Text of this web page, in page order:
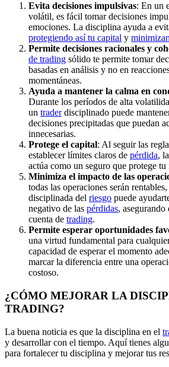
Evita decisiones impulsivas: En un
volátil, es fácil tomar decisiones
emociones. La disciplina ayuda a
protegiendo así tu capital y
Permite decisiones racionales y
de trading sólido te permite tomar
basadas en análisis y no en
momentáneas.
Ayuda a mantener la calma en
Durante los períodos de alta
un traderdisciplinado puede
decisiones precipitadas que puedan
innecesarias.
Protege el capital: Al seguir las
establecer límites claros de pérdida,
actúa como un seguro que protege
Minimiza el impacto de las
todas las operaciones serán
disciplinada del riesgo puede
negativo de las pérdidas, asegurando
cuenta de trading.
Permite esperar oportunidades
una virtud fundamental para
capacidad de esperar el momento
marcar la diferencia entre una
costoso.
¿CÓMO MEJORAR LA
TRADING?
La buena noticia es que la disciplina en el
y desarrollar con el tiempo. Aquí tienes
para fortalecer tu disciplina y mejorar tus